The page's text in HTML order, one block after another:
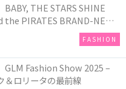
BABY, THE STARS SHINE
the PIRATES BRAND-NEW
FASHION
GLM Fashion Show 2025 –
＆ロリータの最前線